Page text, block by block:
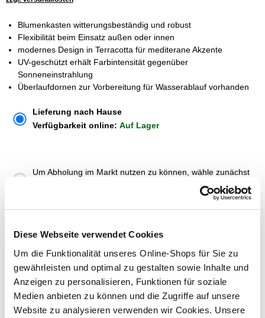
Diese Webseite verwendet Cookies
Um die Funktionalität unseres Online-Shops für Sie zu
gewährleisten und optimal zu gestalten sowie Inhalte und
Anzeigen zu personalisieren, Funktionen für soziale
Medien anbieten zu können und die Zugriffe auf unsere
Website zu analysieren verwenden wir Cookies. Unsere
Blumenkasten witterungsbeständig und robust
Flexibilität beim Einsatz außen oder innen
modernes Design in Terracotta für mediterane Akzente
UV-geschützt erhält Farbintensität gegenüber
Sonneneinstrahlung
Überlaufdornen zur Vorbereitung für Wasserablauf vorhanden
Lieferung nach Hause
Verfügbarkeit online: Auf Lager
Um Abholung im Markt nutzen zu können, wähle zunächst
Jetzt prüfen und Markt auswählen
In den Warenkorb
Merken